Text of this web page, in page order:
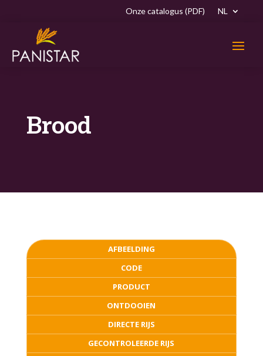
Onze catalogus (PDF) NL
Brood
AFBEELDING
CODE
PRODUCT
ONTDOOIEN
DIRECTE RIJS
GECONTROLEERDE RIJS